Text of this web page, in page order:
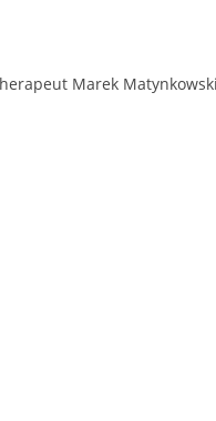
Marek Matynkowski